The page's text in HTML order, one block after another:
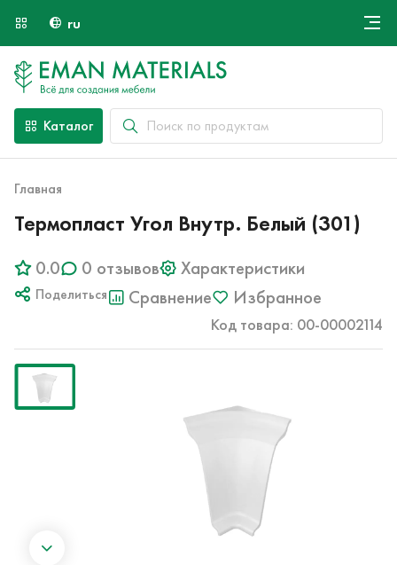
ru
Оплата и доставка
Каталог
Главная
Термопласт Угол Внутр. Белый (301)
0.0 0 отзывов Характеристики
Поделиться Сравнение Избранное
Код товара: 00-00002114